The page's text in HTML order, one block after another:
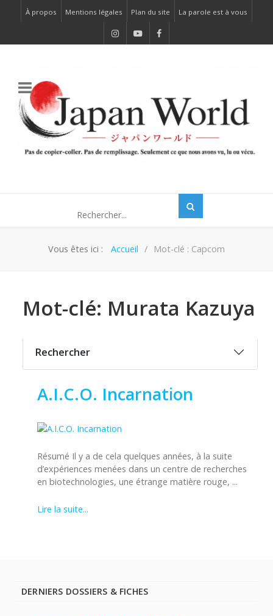
À propos Mentions légales Plan du site La parole est à vous
Vous êtes ici : Accueil Mot-clé : Capcom
Mot-clé: Murata Kazuya
Rechercher
A.I.C.O. Incarnation
Résumé Il y a de cela quelques années, à la suite
d’expériences menées dans un centre de recherches
en biotechnologies, une étrange matière rouge, ...
Lire la suite...
DERNIERS DOSSIERS & FICHES